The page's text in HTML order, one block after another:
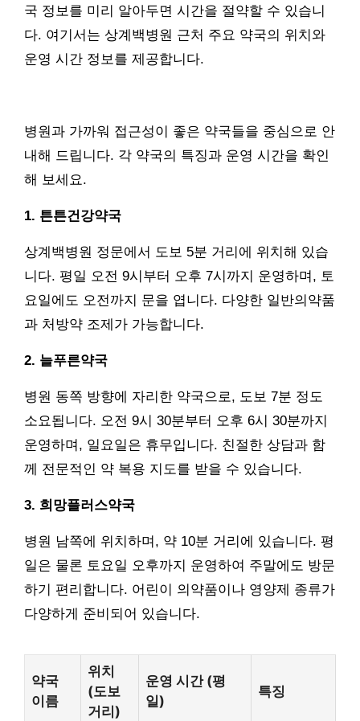
국 정보를 미리 알아두면 시간을 절약할 수 있습니
다. 여기서는 상계백병원 근처 주요 약국의 위치와
운영 시간 정보를 제공합니다.
병원과 가까워 접근성이 좋은 약국들을 중심으로 안
내해 드립니다. 각 약국의 특징과 운영 시간을 확인
해 보세요.
1. 튼튼건강약국
상계백병원 정문에서 도보 5분 거리에 위치해 있습
니다. 평일 오전 9시부터 오후 7시까지 운영하며, 토
요일에도 오전까지 문을 엽니다. 다양한 일반의약품
과 처방약 조제가 가능합니다.
2. 늘푸른약국
병원 동쪽 방향에 자리한 약국으로, 도보 7분 정도
소요됩니다. 오전 9시 30분부터 오후 6시 30분까지
운영하며, 일요일은 휴무입니다. 친절한 상담과 함
께 전문적인 약 복용 지도를 받을 수 있습니다.
3. 희망플러스약국
병원 남쪽에 위치하며, 약 10분 거리에 있습니다. 평
일은 물론 토요일 오후까지 운영하여 주말에도 방문
하기 편리합니다. 어린이 의약품이나 영양제 종류가
다양하게 준비되어 있습니다.
약국
이름
위치
(도보
거리)
운영 시간 (평
일)
특징